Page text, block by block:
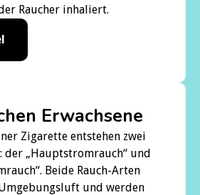
Raucher inhaliert.
Erwachsene
Zigarette entstehen zwei
der „Hauptstromrauch“ und
Beide Rauch-Arten
und werden